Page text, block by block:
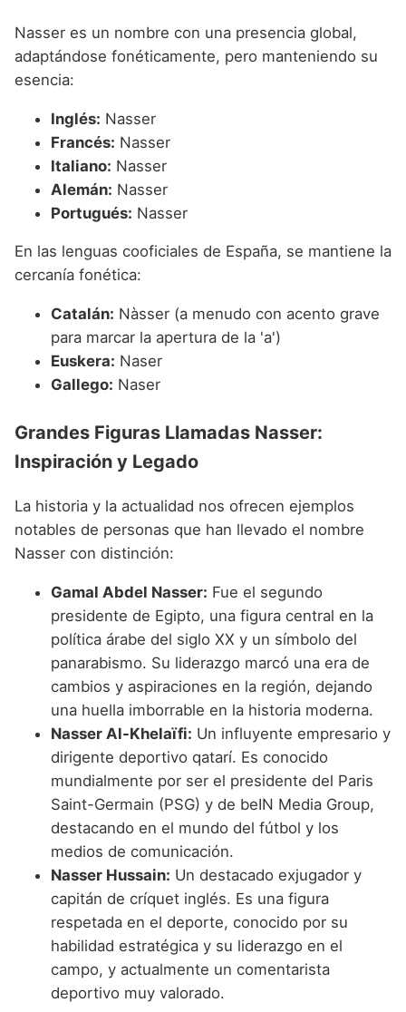
Nasser es un nombre con una presencia global,
adaptándose fonéticamente, pero manteniendo su
esencia:
Inglés: Nasser
Francés: Nasser
Italiano: Nasser
Alemán: Nasser
Portugués: Nasser
En las lenguas cooficiales de España, se mantiene la
cercanía fonética:
Catalán: Nàsser (a menudo con acento grave
para marcar la apertura de la 'a')
Euskera: Naser
Gallego: Naser
Grandes Figuras Llamadas Nasser:
Inspiración y Legado
La historia y la actualidad nos ofrecen ejemplos
notables de personas que han llevado el nombre
Nasser con distinción:
Gamal Abdel Nasser: Fue el segundo
presidente de Egipto, una figura central en la
política árabe del siglo XX y un símbolo del
panarabismo. Su liderazgo marcó una era de
cambios y aspiraciones en la región, dejando
una huella imborrable en la historia moderna.
Nasser Al-Khelaïfi: Un influyente empresario y
dirigente deportivo qatarí. Es conocido
mundialmente por ser el presidente del Paris
Saint-Germain (PSG) y de beIN Media Group,
destacando en el mundo del fútbol y los
medios de comunicación.
Nasser Hussain: Un destacado exjugador y
capitán de críquet inglés. Es una figura
respetada en el deporte, conocido por su
habilidad estratégica y su liderazgo en el
campo, y actualmente un comentarista
deportivo muy valorado.